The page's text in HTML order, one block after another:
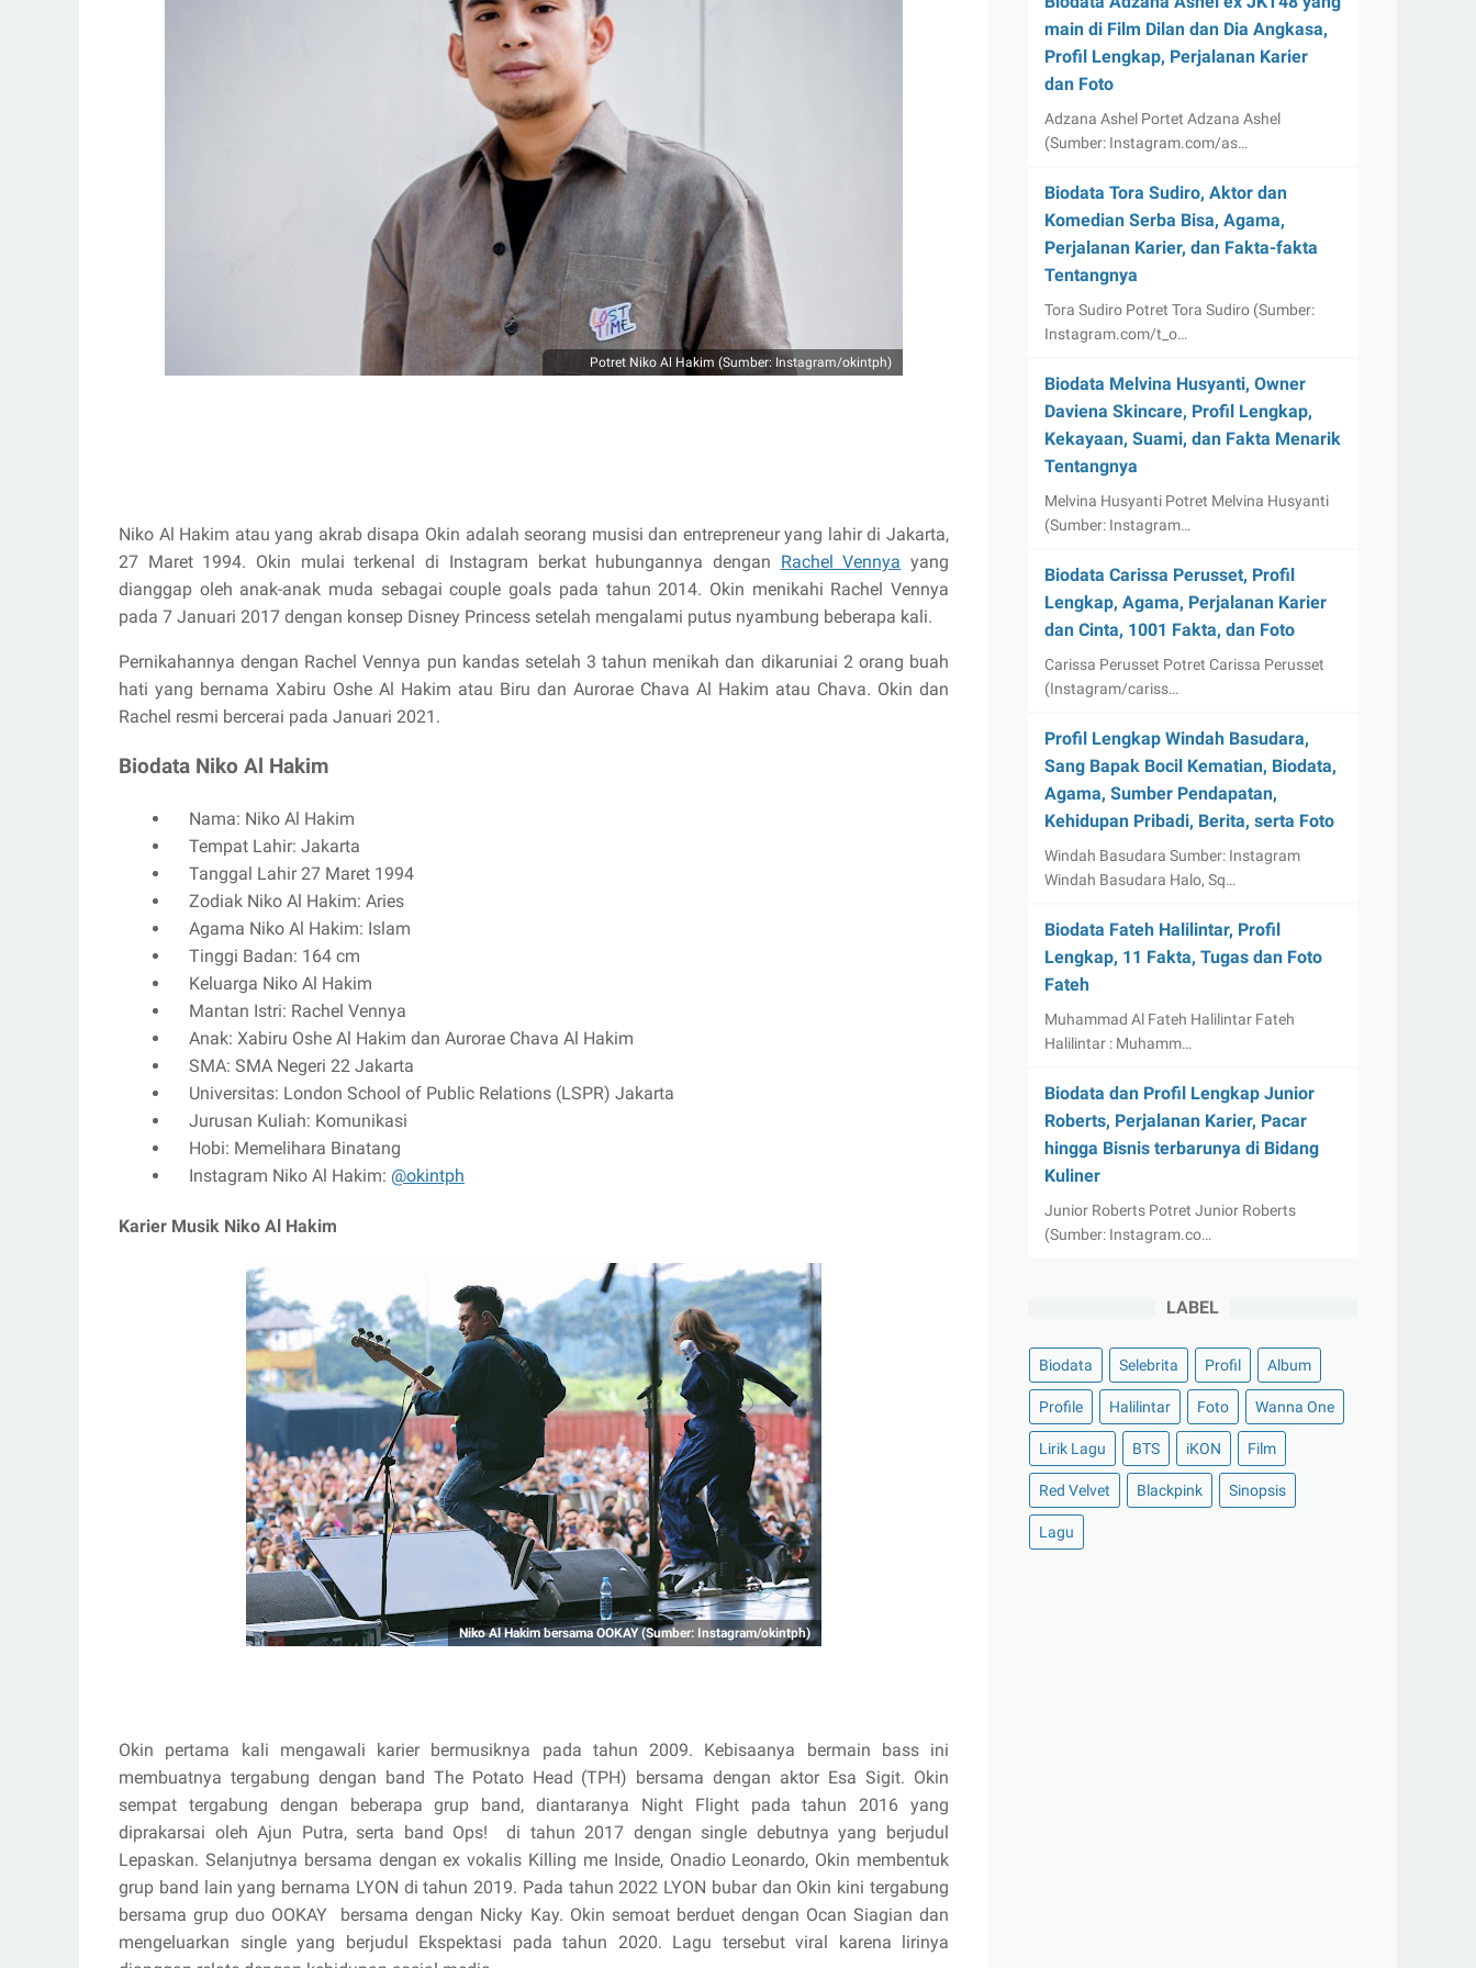
Potret Niko Al Hakim (Sumber: Instagram/okintph)
Niko Al Hakim atau yang akrab disapa Okin adalah seorang musisi dan entrepreneur yang lahir di Jakarta,
27 Maret 1994. Okin mulai terkenal di Instagram berkat hubungannya dengan Rachel Vennya yang
dianggap oleh anak-anak muda sebagai couple goals pada tahun 2014. Okin menikahi Rachel Vennya
pada 7 Januari 2017 dengan konsep Disney Princess setelah mengalami putus nyambung beberapa kali.
Pernikahannya dengan Rachel Vennya pun kandas setelah 3 tahun menikah dan dikaruniai 2 orang buah
hati yang bernama Xabiru Oshe Al Hakim atau Biru dan Aurorae Chava Al Hakim atau Chava. Okin dan
Rachel resmi bercerai pada Januari 2021.
Biodata Niko Al Hakim
Nama: Niko Al Hakim
Tempat Lahir: Jakarta
Tanggal Lahir 27 Maret 1994
Zodiak Niko Al Hakim: Aries
Agama Niko Al Hakim: Islam
Tinggi Badan: 164 cm
Keluarga Niko Al Hakim
Mantan Istri: Rachel Vennya
Anak: Xabiru Oshe Al Hakim dan Aurorae Chava Al Hakim
SMA: SMA Negeri 22 Jakarta
Universitas: London School of Public Relations (LSPR) Jakarta
Jurusan Kuliah: Komunikasi
Hobi: Memelihara Binatang
Instagram Niko Al Hakim: @okintph
Karier Musik Niko Al Hakim
Niko Al Hakim bersama OOKAY (Sumber: Instagram/okintph)
Okin pertama kali mengawali karier bermusiknya pada tahun 2009. Kebisaanya bermain bass ini
membuatnya tergabung dengan band The Potato Head (TPH) bersama dengan aktor Esa Sigit. Okin
sempat tergabung dengan beberapa grup band, diantaranya Night Flight pada tahun 2016 yang
diprakarsai oleh Ajun Putra, serta band Ops!
di tahun 2017 dengan single debutnya yang berjudul
Lepaskan. Selanjutnya bersama dengan ex vokalis Killing me Inside, Onadio Leonardo, Okin membentuk
grup band lain yang bernama LYON di tahun 2019. Pada tahun 2022 LYON bubar dan Okin kini tergabung
bersama grup duo OOKAY
bersama dengan Nicky Kay. Okin semoat berduet dengan Ocan Siagian dan
mengeluarkan single yang berjudul Ekspektasi pada tahun 2020. Lagu tersebut viral karena lirinya
main di Film Dilan dan Dia Angkasa,
Profil Lengkap, Perjalanan Karier
dan Foto
Adzana Ashel Portet Adzana Ashel
(Sumber: Instagram.com/as…
Biodata Tora Sudiro, Aktor dan
Komedian Serba Bisa, Agama,
Perjalanan Karier, dan Fakta-fakta
Tentangnya
Tora Sudiro Potret Tora Sudiro (Sumber:
Instagram.com/t_o…
Biodata Melvina Husyanti, Owner
Daviena Skincare, Profil Lengkap,
Kekayaan, Suami, dan Fakta Menarik
Tentangnya
Melvina Husyanti Potret Melvina Husyanti
(Sumber: Instagram…
Biodata Carissa Perusset, Profil
Lengkap, Agama, Perjalanan Karier
dan Cinta, 1001 Fakta, dan Foto
Carissa Perusset Potret Carissa Perusset
(Instagram/cariss…
Profil Lengkap Windah Basudara,
Sang Bapak Bocil Kematian, Biodata,
Agama, Sumber Pendapatan,
Kehidupan Pribadi, Berita, serta Foto
Windah Basudara Sumber: Instagram
Windah Basudara Halo, Sq…
Biodata Fateh Halilintar, Profil
Lengkap, 11 Fakta, Tugas dan Foto
Fateh
Muhammad Al Fateh Halilintar Fateh
Halilintar : Muhamm…
Biodata dan Profil Lengkap Junior
Roberts, Perjalanan Karier, Pacar
hingga Bisnis terbarunya di Bidang
Kuliner
Junior Roberts Potret Junior Roberts
(Sumber: Instagram.co…
LABEL
Biodata Selebrita Profil Album
Profile Halilintar Foto Wanna One
Lirik Lagu BTS iKON Film
Red Velvet Blackpink Sinopsis
Lagu